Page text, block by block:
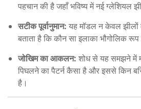
पहचान की है जहाँ भविष्य में नई ग्लेशियल
सटीक पूर्वानुमान: यह मॉडल न केवल झीलों
बताता है कि कौन सा इलाका भौगोलिक
जोखिम का आकलन: शोध से यह समझने में
पिघलने का पैटर्न कैसा है और इससे किन
है।